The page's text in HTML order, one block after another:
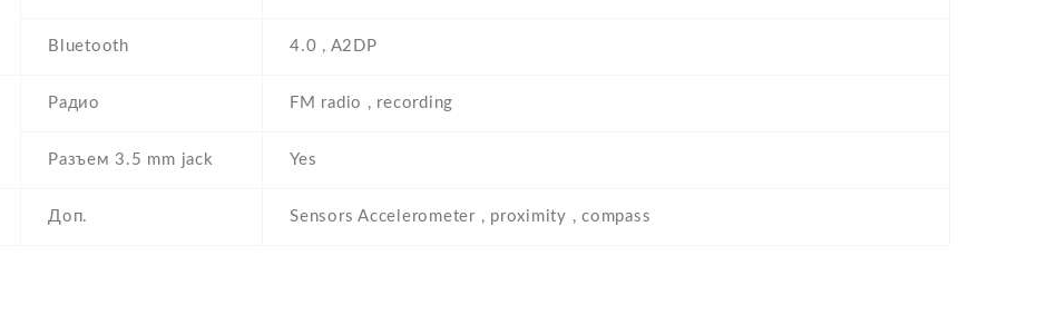
Bluetooth 4.0 , A2DP
Радио FM radio , recording
Разъем 3.5 mm jack Yes
Доп. Sensors Accelerometer , proximity , compass